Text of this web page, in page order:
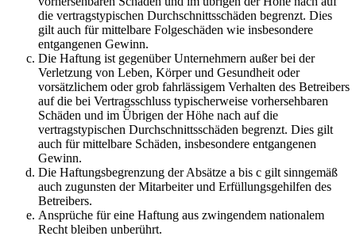
die vertragstypischen Durchschnittsschäden begrenzt. Dies
gilt auch für mittelbare Folgeschäden wie insbesondere
entgangenen Gewinn.
Die Haftung ist gegenüber Unternehmern außer bei der
Verletzung von Leben, Körper und Gesundheit oder
vorsätzlichem oder grob fahrlässigem Verhalten des Betreibers
auf die bei Vertragsschluss typischerweise vorhersehbaren
Schäden und im Übrigen der Höhe nach auf die
vertragstypischen Durchschnittsschäden begrenzt. Dies gilt
auch für mittelbare Schäden, insbesondere entgangenen
Gewinn.
Die Haftungsbegrenzung der Absätze a bis c gilt sinngemäß
auch zugunsten der Mitarbeiter und Erfüllungsgehilfen des
Betreibers.
Ansprüche für eine Haftung aus zwingendem nationalem
Recht bleiben unberührt.